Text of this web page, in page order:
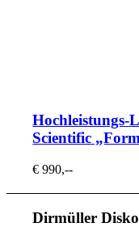
Hochleistungs-
Scientific
€ 990,--
Dirmüller